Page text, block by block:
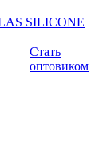
SILICONE
Стать
оптовиком